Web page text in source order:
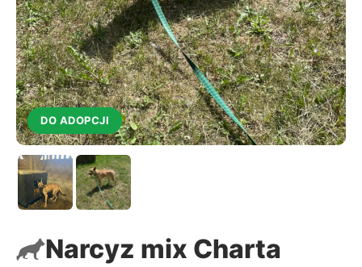
DO ADOPCJI
Narcyz mix Charta